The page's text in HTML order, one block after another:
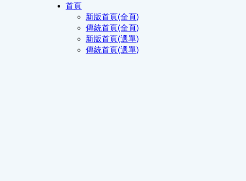
首頁
新版首頁(全頁)
傳統首頁(全頁)
新版首頁(選單)
傳統首頁(選單)